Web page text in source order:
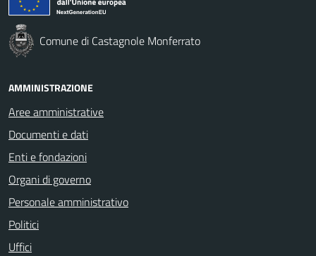
Comune di Castagnole Monferrato
AMMINISTRAZIONE
Aree amministrative
Documenti e dati
Enti e fondazioni
Organi di governo
Personale amministrativo
Politici
Uffici